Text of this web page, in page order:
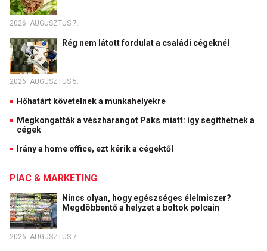
2026. AUGUSZTUS 7.
Rég nem látott fordulat a családi cégeknél
2026. AUGUSZTUS 5.
Hőhatárt követelnek a munkahelyekre
Megkongatták a vészharangot Paks miatt: így segíthetnek a
cégek
Irány a home office, ezt kérik a cégektől
PIAC & MARKETING
Nincs olyan, hogy egészséges élelmiszer?
Megdöbbentő a helyzet a boltok polcain
2026. AUGUSZTUS 7.